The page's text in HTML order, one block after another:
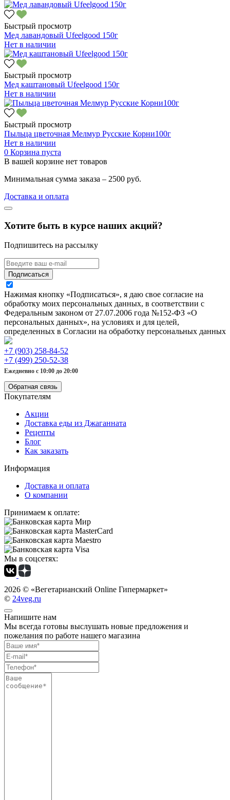
Быстрый просмотр
Мед лавандовый Ufeelgood 150г
Нет в наличии
Быстрый просмотр
Мед каштановый Ufeelgood 150г
Нет в наличии
Быстрый просмотр
Пыльца цветочная Мелмур Русские Корни100г
Нет в наличии
0 Корзина пуста
В вашей корзине нет товаров
Минимальная сумма заказа – 2500 руб.
Доставка и оплата
Хотите быть в курсе наших акций?
Подпишитесь на рассылку
Подписаться
Нажимая кнопку «Подписаться», я даю свое согласие на
обработку моих персональных данных, в соответствии с
Федеральным законом от 27.07.2006 года №152-ФЗ «О
персональных данных», на условиях и для целей,
определенных в Согласии на обработку персональных данных
+7 (903) 258-84-52
+7 (499) 250-52-38
Ежедневно с 10:00 до 20:00
Обратная связь
Покупателям
Акции
Доставка еды из Джаганната
Рецепты
Блог
Как заказать
Информация
Доставка и оплата
О компании
Принимаем к оплате:
Мы в соцсетях:
2026 © «Вегетарианский Online Гипермаркет»
© 24veg.ru
Напишите нам
Мы всегда готовы выслушать новые предложения и
пожелания по работе нашего магазина